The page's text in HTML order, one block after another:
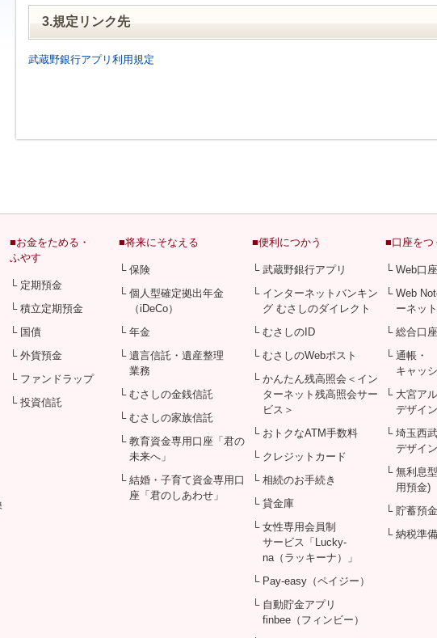
3.規定リンク先
武蔵野銀行アプリ利用規定
■お金をためる・
ふやす
└ 定期預金
└ 積立定期預金
└ 国債
└ 外貨預金
└ ファンドラップ
└ 投資信託
■将来にそなえる
└ 保険
└ 個人型確定拠出年金
（iDeCo）
└ 年金
└ 遺言信託・遺産整理
業務
└ むさしの金銭信託
└ むさしの家族信託
└ 教育資金専用口座「君の
未来へ」
└ 結婚・子育て資金専用口
座「君のしあわせ」
■便利につかう
└ 武蔵野銀行アプリ
└ インターネットバンキン
グ むさしのダイレクト
└ むさしのID
└ むさしのWebポスト
└ かんたん残高照会＜イン
ターネット残高照会サー
ビス＞
└ おトクなATM手数料
└ クレジットカード
└ 相続のお手続き
└ 貸金庫
└ 女性専用会員制
サービス「Lucky-
na（ラッキーナ）」
└ Pay-easy（ペイジー）
└ 自動貯金アプリ
finbee（フィンビー）
■口座をつ
└ Web口
└ Web
ーネッ
└ 総合口座
└ 通帳・
キャッ
└ 大宮ア
デザイン
└ 埼玉西
デザイン
└ 無利息
用預金)
└ 貯蓄預金
└ 納税準